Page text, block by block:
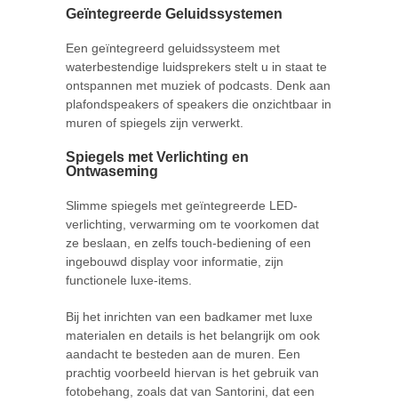
Geïntegreerde Geluidssystemen
Een geïntegreerd geluidssysteem met
waterbestendige luidsprekers stelt u in staat te
ontspannen met muziek of podcasts. Denk aan
plafondspeakers of speakers die onzichtbaar in
muren of spiegels zijn verwerkt.
Spiegels met Verlichting en
Ontwaseming
Slimme spiegels met geïntegreerde LED-
verlichting, verwarming om te voorkomen dat
ze beslaan, en zelfs touch-bediening of een
ingebouwd display voor informatie, zijn
functionele luxe-items.
Bij het inrichten van een badkamer met luxe
materialen en details is het belangrijk om ook
aandacht te besteden aan de muren. Een
prachtig voorbeeld hiervan is het gebruik van
fotobehang, zoals dat van Santorini, dat een